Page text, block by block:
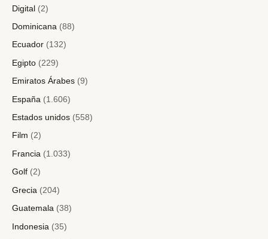
Digital (2)
Dominicana (88)
Ecuador (132)
Egipto (229)
Emiratos Árabes (9)
España (1.606)
Estados unidos (558)
Film (2)
Francia (1.033)
Golf (2)
Grecia (204)
Guatemala (38)
Indonesia (35)